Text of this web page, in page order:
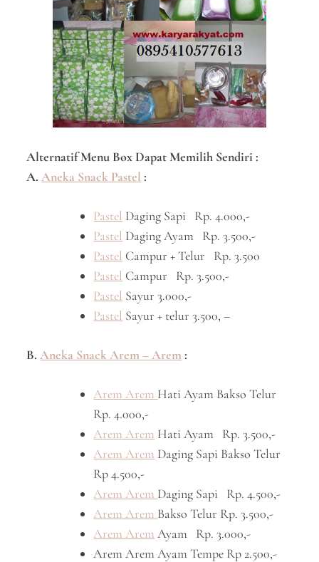
Alternatif Menu Box Dapat Memilih Sendiri :
A.Aneka Snack Pastel :
Pastel Daging Sapi Rp. 4.000,-
Pastel Daging Ayam Rp. 3.500,-
Pastel Campur + Telur Rp. 3.500
Pastel Campur Rp. 3.500,-
Pastel Sayur 3.000,-
Pastel Sayur + telur 3.500, –
B.Aneka Snack Arem – Arem :
Arem Arem Hati Ayam Bakso Telur
Rp. 4.000,-
Arem Arem Hati Ayam Rp. 3.500,-
Arem Arem Daging Sapi Bakso Telur
Rp 4.500,-
Arem Arem Daging Sapi Rp. 4.500,-
Arem Arem Bakso Telur Rp. 3.500,-
Arem Arem Ayam Rp. 3.000,-
Arem Arem Ayam Tempe Rp 2.500,-